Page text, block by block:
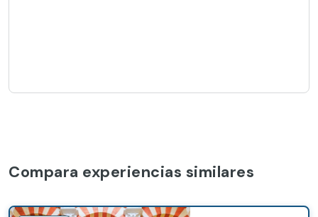
Compara experiencias similares